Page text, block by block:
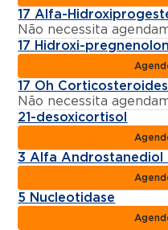
17 Alfa-
Não necessita
17 Hidroxi-
17 Oh
Não necessita
21-desoxicortisol
3 Alfa Androstanediol
5 Nucleotidase